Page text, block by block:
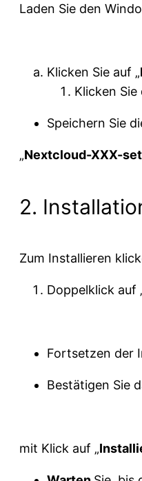
Laden Sie den
Klicken Sie auf „
Klicken Sie
Speichern Sie
„Nextcloud-XXX-
2.
Zum Installieren
Doppelklick auf
Fortsetzen der
Bestätigen Sie
mit Klick auf „